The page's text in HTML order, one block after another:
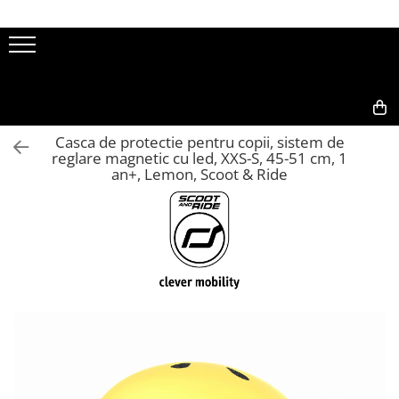
Casti de protectie
Căști pentru bebeluși XXS-S
Căști pentru copii S-M
Trotineta cu scaun si maner, 3in1,
Trotineta cu scaun, 2in1,
Highwaykick 1, 1-5 ani, Lifestyle, cu
Casca de protectie pentru copii, sistem de
reglare magnetic cu led, XXS-S, 45-51 cm, 1
an+, Lemon, Scoot & Ride